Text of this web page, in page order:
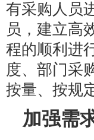
有采购人员
员，建立高
程的顺利进
度、部门采
按量、按规
加强需